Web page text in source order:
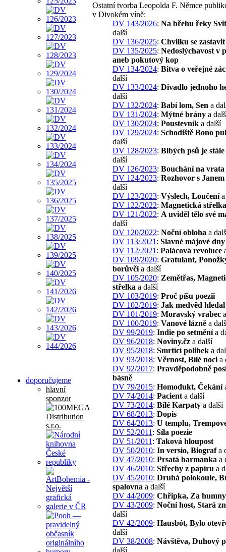
doporučujeme
hlavní
sponzor
Ostatní tvorba Leopolda F. Němce
v Divokém víně:
DV 143/2026: Na břehu řeky
další
DV 136/2025: Chvilku se zastavit
DV 135/2025: Nedoslýchavost v
aneb pokutový kop
DV 134/2024: Bitva o veřejné
další
DV 133/2024: Divadlo jednoho
další
DV 132/2024: Babí lom, Sen a
DV 131/2024: Mýtné brány a
DV 130/2024: Poustevník a další
DV 129/2024: Schodiště Bono
další
DV 128/2023: Blbých psů je stále
další
DV 126/2023: Bouchání na vrata
DV 124/2023: Rozhovor s Janem
další
DV 123/2023: Výslech, Loučenía
DV 122/2022: Magnetická střelka
DV 121/2022: A uviděl tělo své
další
DV 120/2022: Noční obloha a
DV 113/2021 : Slavné májové dny
DV 112/2021 : Palácová revoluce
DV 109/2020: Gratulant,
borůvčía další
DV 105/2020: Zemětřas,
střelka a další
DV 103/2019: Proč píšu poezii
DV 102/2019: Jak medvěd
DV 101/2019: Moravský vrabec
DV 100/2019: Vanové lázně a
DV 99/2019: Indie po setměnía
DV 96/2018: Noviny.čz a další
DV 95/2018: Smrtící polibek a
DV 93/2018: Věrnost, Bílé noci a
DV 92/2017: Pravděpodobně
básně
DV 79/2015: Homodukt, Čekání
DV 74/2014: Pacient a další
DV 73/2014: Bílé Karpaty a další
DV 68/2013: Dopis
DV 64/2013: U templu,
DV 52/2011 : Síla poezie
DV 51/2011 : Taková hloupost
DV 50/2010: In versio, Biografa
DV 47/2010: Prsatá barmanka a
DV 46/2010: Střechy z papíru a
DV 45/2010: Druhá polokoule,
spalovna a další
DV 44/2009: Chřipka, Za humny
DV 43/2009: Noční host, Stará
další
DV 42/2009: Hausbót, Bylo
další
DV 38/2008: Návštěva, Duhový
další